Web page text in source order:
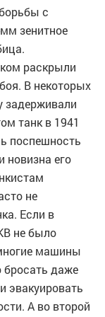
с
зенитное
раскрыли
В некоторых
задерживали
танк в 1941
поспешность
новизна его
не
Если в
не было
машины
бросать даже
эвакуировать
А во второй